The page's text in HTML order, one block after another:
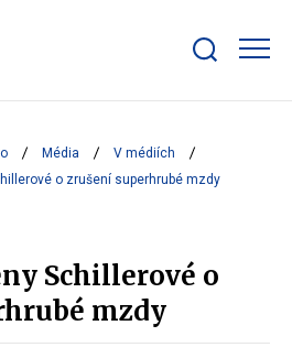
bar
Média
V médiích
o zrušení superhrubé mzdy
Schillerové o
mzdy